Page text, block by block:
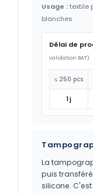
Usage :textile
blanches
Délai de
validation BAT)
≤ 250 pcs
1 j
La
puis
silicone.